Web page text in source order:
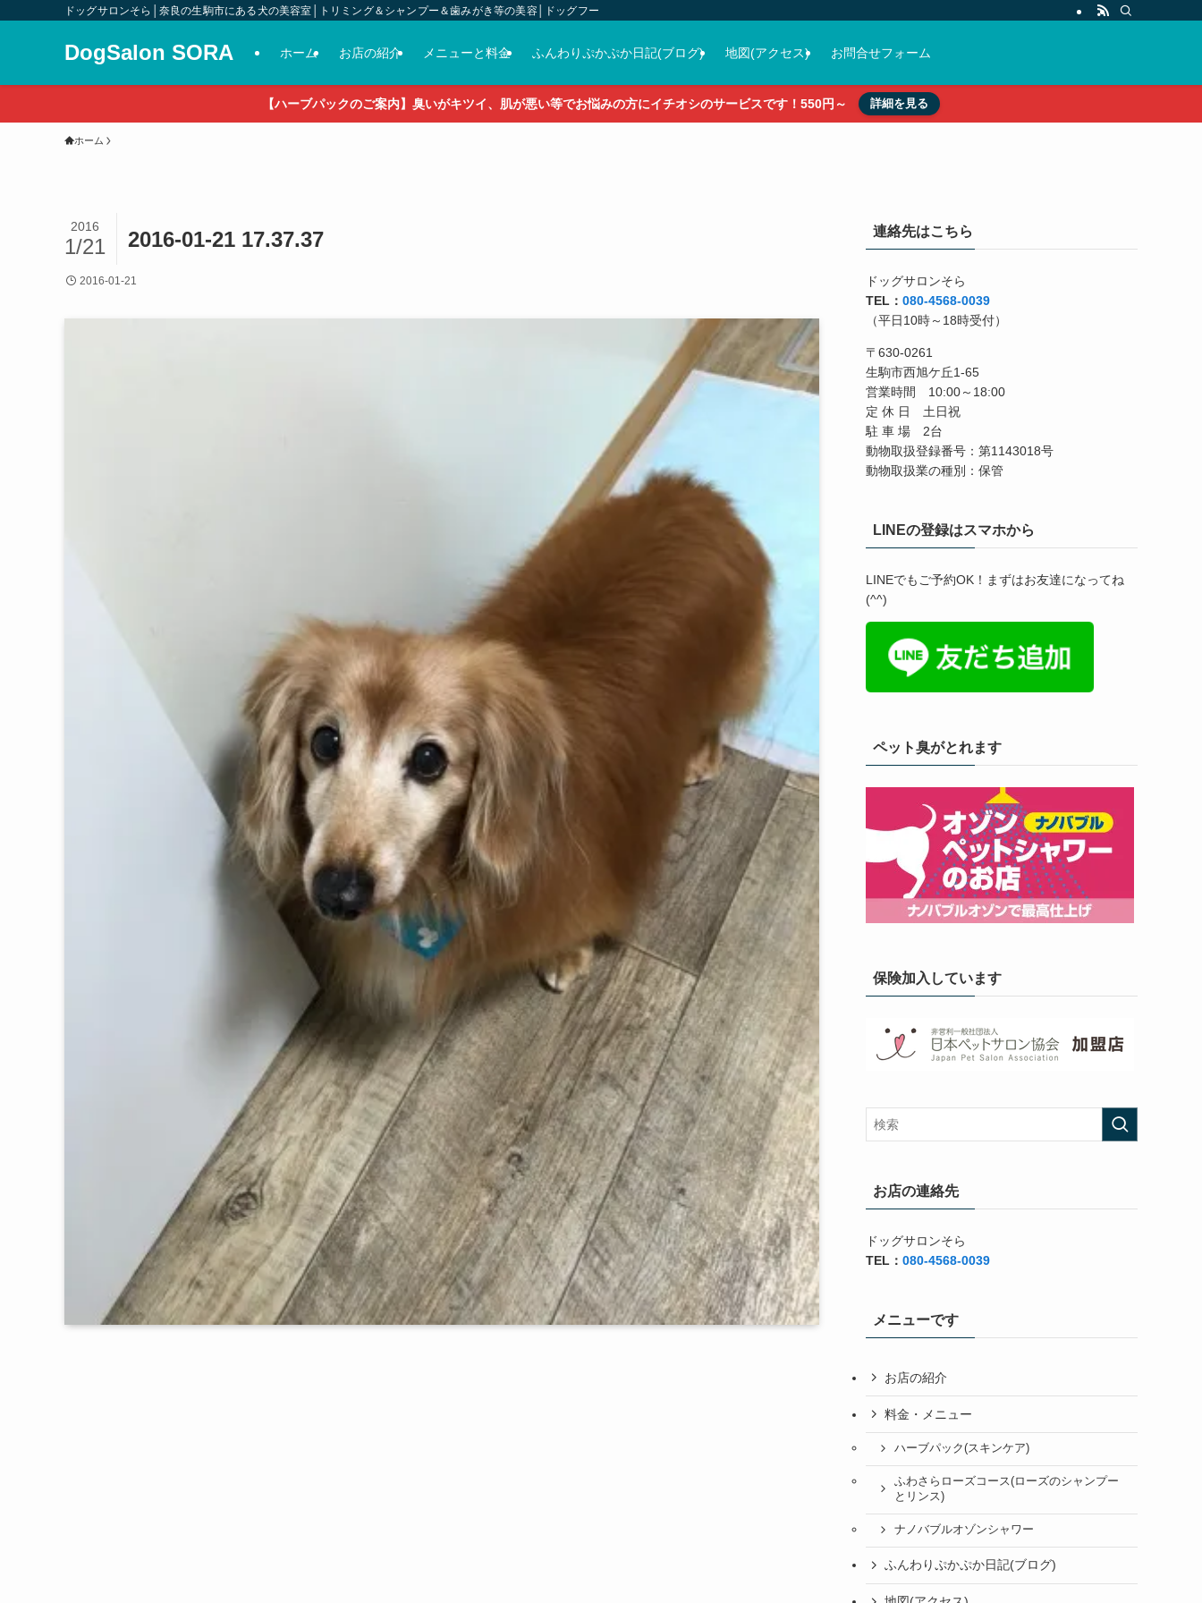
ドッグサロンそら│奈良の生駒市にある犬の美容室│トリミング＆シャンプー＆歯みがき等の美容│ドッグフード＆おやつ＆各種グッズの販売
DogSalon SORA ホーム お店の紹介 メニューと料金 ふんわりぷかぷか日記(ブログ) 地図(アクセス) お問合せフォーム
【ハーブパックのご案内】臭いがキツイ、肌が悪い等でお悩みの方にイチオシのサービスです！550円～ 詳細を見る
ホーム
2016-01-21 17.37.37
2016
1/21
2016-01-21
連絡先はこちら
ドッグサロンそら
TEL： 080-4568-0039
（平日10時～18時受付）
〒630-0261
生駒市西旭ケ丘1-65
営業時間 10:00～18:00
定 休 日 土日祝
駐 車 場 2台
動物取扱登録番号：第1143018号
動物取扱業の種別：保管
LINEの登録はスマホから
LINEでもご予約OK！まずはお友達になってね
(^^)
ペット臭がとれます
保険加入しています
お店の連絡先
ドッグサロンそら
TEL： 080-4568-0039
メニューです
お店の紹介
料金・メニュー
ハーブパック(スキンケア)
ふわさらローズコース(ローズのシャンプー
とリンス)
ナノバブルオゾンシャワー
ふんわりぷかぷか日記(ブログ)